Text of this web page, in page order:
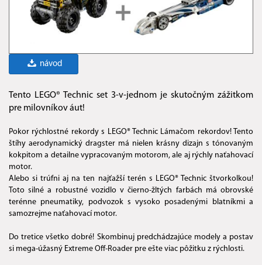
návod
Tento LEGO® Technic set 3-v-jednom je skutočným zážitkom
pre milovníkov áut!
Pokor rýchlostné rekordy s LEGO® Technic Lámačom rekordov! Tento
štíhy aerodynamický dragster má nielen krásny dizajn s tónovaným
kokpitom a detailne vypracovaným motorom, ale aj rýchly naťahovací
motor.
Alebo si trúfni aj na ten najťažší terén s LEGO® Technic štvorkolkou!
Toto silné a robustné vozidlo v čierno-žltých farbách má obrovské
terénne pneumatiky, podvozok s vysoko posadenými blatníkmi a
samozrejme naťahovací motor.
Do tretice všetko dobré! Skombinuj predchádzajúce modely a postav
si mega-úžasný Extreme Off-Roader pre ešte viac pôžitku z rýchlosti.